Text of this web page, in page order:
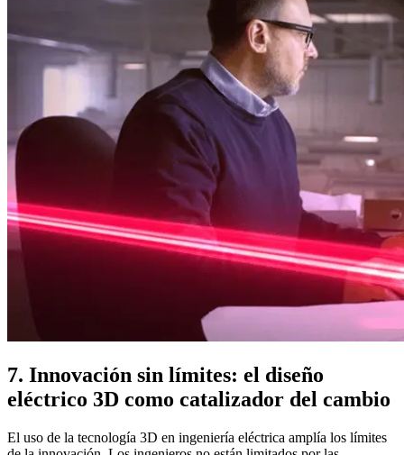
7. Innovación sin límites:️ el diseño
eléctrico 3D como catalizador del cambio
El uso de la tecnología 3D en ingeniería eléctrica amplía los límites